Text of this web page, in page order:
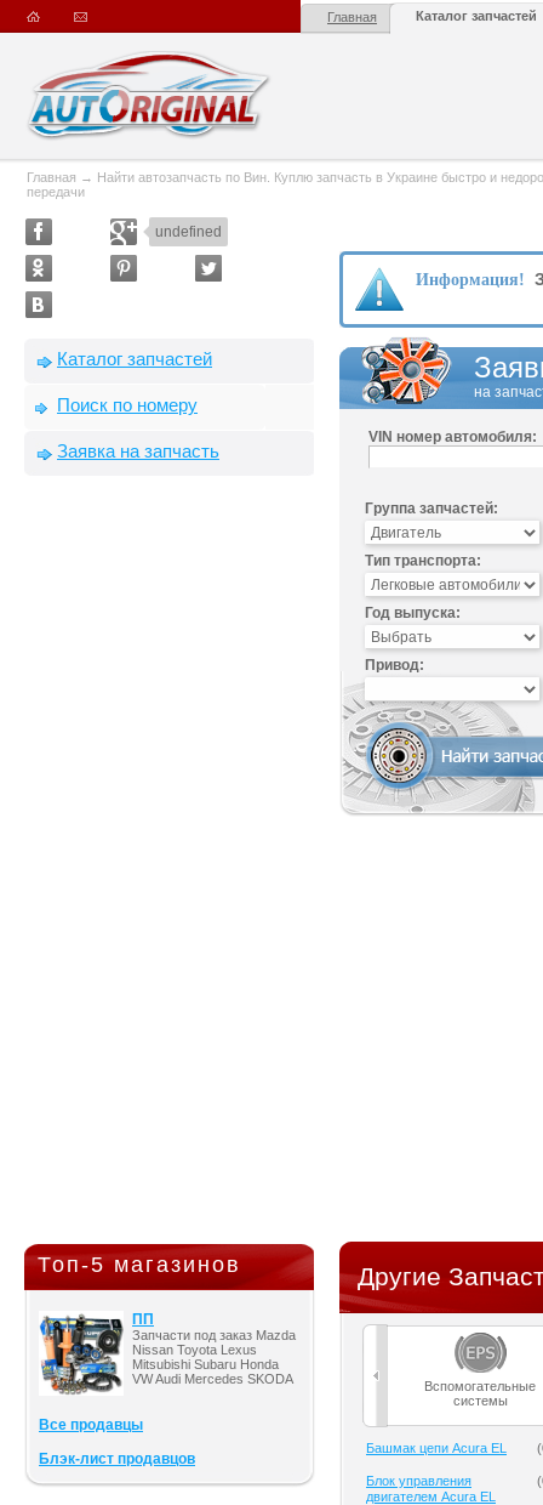
Главная Каталог запчастей
Главная → Найти автозапчасть по Вин. Куплю запчасть в Украине быстро и
передачи
undefined
Каталог запчастей
Поиск по номеру
Заявка на запчасть
Топ-5 магазинов
ПП
Запчасти под заказ Mazda
Nissan Toyota Lexus
Mitsubishi Subaru Honda
VW Audi Mercedes SKODA
Все продавцы
Блэк-лист продавцов
Информация!
на
VIN номер автомобиля:
Группа запчастей:
Тип транспорта:
Год выпуска:
Привод:
Другие
Вспомогательные
системы
Башмак цепи Acura EL (
Блок управления
двигателем Acura EL
(